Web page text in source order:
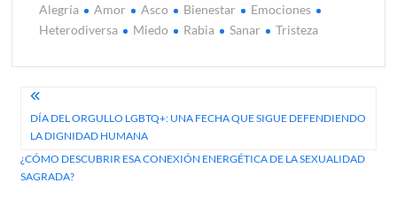
Alegría Amor Asco Bienestar
Emociones
Heterodiversa
Miedo Rabia Sanar Tristeza
Navegación
de
entradas
DÍA DEL ORGULLO LGBTQ+: UNA FECHA QUE SIGUE DEFENDIENDO
LA DIGNIDAD HUMANA
¿CÓMO DESCUBRIR ESA CONEXIÓN ENERGÉTICA DE LA SEXUALIDAD
SAGRADA?